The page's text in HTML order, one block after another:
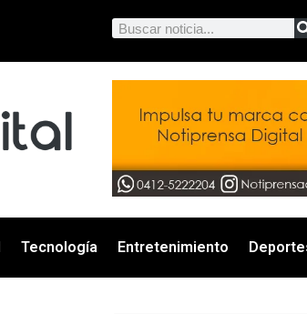
Tecnología Entretenimiento